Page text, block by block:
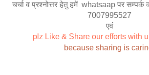
चर्चा व प्रश्नोत्तर हेतु हमें  whatsaap पर
7007995527
एवं
plz Like & Share our efforts with
because sharing is